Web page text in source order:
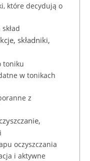
które decydują o
składniki,
toniku
w tonikach
z
oczyszczania
i aktywne